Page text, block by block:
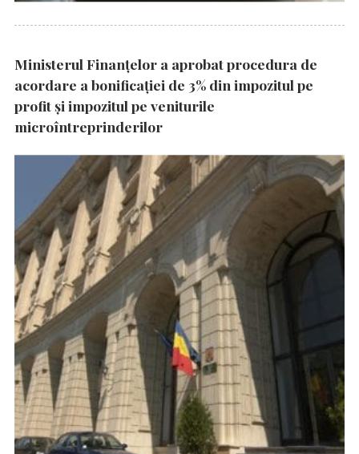
Ministerul Finanțelor a aprobat procedura de
acordare a bonificației de 3% din impozitul pe
profit și impozitul pe veniturile
microîntreprinderilor